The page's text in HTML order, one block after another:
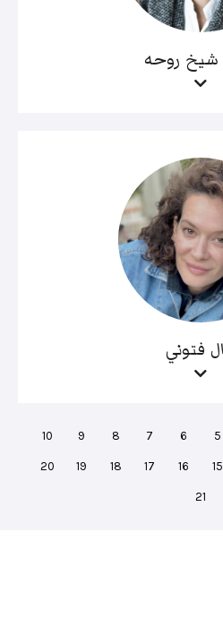
شيخ روحه
فتوني
5
6
7
8
9
10
15
16
17
18
19
20
21